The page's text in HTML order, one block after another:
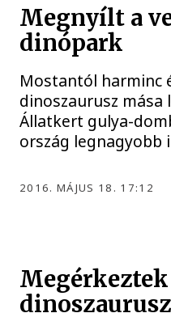
Megnyílt a
dinópark
Mostantól harminc
dinoszaurusz mása
Állatkert gulya-
ország legnagyobb
2016. MÁJUS 18. 17:12
Megérkeztek